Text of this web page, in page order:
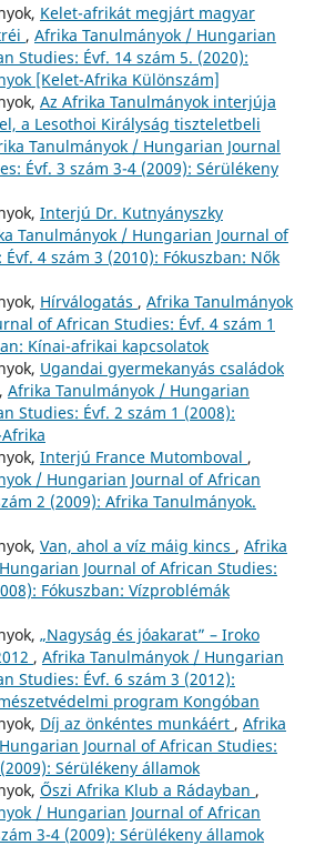
Kelet-afrikát megjárt magyar
, Afrika Tanulmányok / Hungarian
Studies: Évf. 14 szám 5. (2020):
[Kelet-Afrika Különszám]
Az Afrika Tanulmányok interjúja
a Lesothoi Királyság tiszteletbeli
Tanulmányok / Hungarian Journal
Évf. 3 szám 3-4 (2009): Sérülékeny
Interjú Dr. Kutnyányszky
Tanulmányok / Hungarian Journal of
4 szám 3 (2010): Fókuszban: Nők
Hírválogatás , Afrika Tanulmányok
of African Studies: Évf. 4 szám 1
Kínai-afrikai kapcsolatok
Ugandai gyermekanyás családok
, Afrika Tanulmányok / Hungarian
Studies: Évf. 2 szám 1 (2008):
Interjú France Mutomboval ,
/ Hungarian Journal of African
2 (2009): Afrika Tanulmányok.
Van, ahol a víz máig kincs , Afrika
Journal of African Studies:
Fókuszban: Vízproblémák
„Nagyság és jóakarat” – Iroko
, Afrika Tanulmányok / Hungarian
Studies: Évf. 6 szám 3 (2012):
program Kongóban
Díj az önkéntes munkáért , Afrika
Journal of African Studies:
Sérülékeny államok
Őszi Afrika Klub a Rádayban ,
/ Hungarian Journal of African
3-4 (2009): Sérülékeny államok